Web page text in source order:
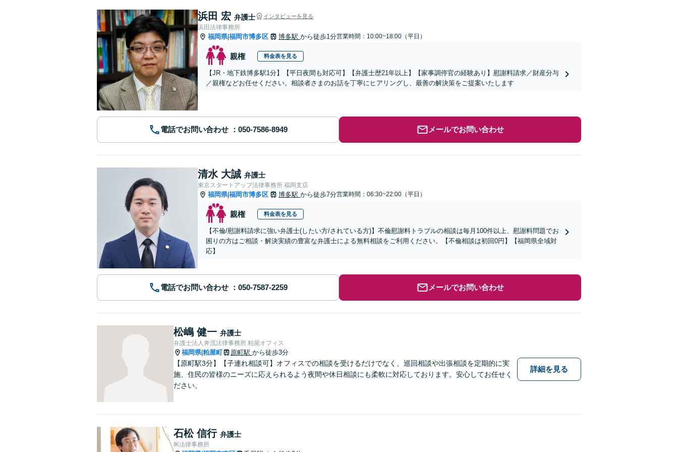
浜田 宏 弁護士 インタビューを見る
浜田法律事務所
福岡県|福岡市博多区 博多駅 から徒歩1分営業時間：10:00~18:00（平日）
親権 料金表を見る
【JR・地下鉄博多駅1分】【平日夜間も対応可】【弁護士歴21年以上】【家事調停官の経験あり】慰謝料請求／財産分与
／親権などお任せください。相談者さまのお話を丁寧にヒアリングし、最善の解決策をご提案いたします
電話でお問い合わせ メールでお問い合わせ
清水 大誠 弁護士
東京スタートアップ法律事務所 福岡支店
福岡県|福岡市博多区 博多駅 から徒歩7分営業時間：06:30~22:00（平日）
親権 料金表を見る
【不倫/慰謝料請求に強い弁護士(したい方/されている方)】不倫慰謝料トラブルの相談は毎月100件以上、慰謝料問題でお
困りの方はご相談・解決実績の豊富な弁護士による無料相談をご利用ください。【不倫相談は初回0円】【福岡県全域対
応】
電話でお問い合わせ メールでお問い合わせ
松嶋 健一 弁護士
弁護士法人奔流法律事務所 粕屋オフィス
福岡県|粕屋町 原町駅 から徒歩3分
【原町駅3分】【子連れ相談可】オフィスでの相談を受けるだけでなく、巡回相談や出張相談を定期的に実
施、住民の皆様のニーズに応えられるよう夜間や休日相談にも柔軟に対応しております。安心してお任せく
ださい。
詳細を見る
石松 信行 弁護士
IK法律事務所